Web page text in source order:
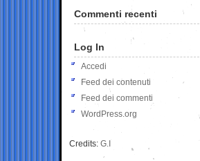
Commenti recenti
Log In
Accedi
Feed dei contenuti
Feed dei commenti
WordPress.org
Credits: G.I